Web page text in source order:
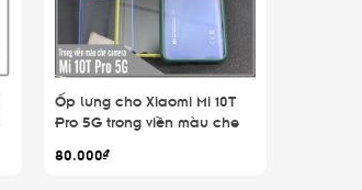
Ốp lưng cho Xiaomi Mi 10T
Pro 5G trong viền màu che
80.000₫